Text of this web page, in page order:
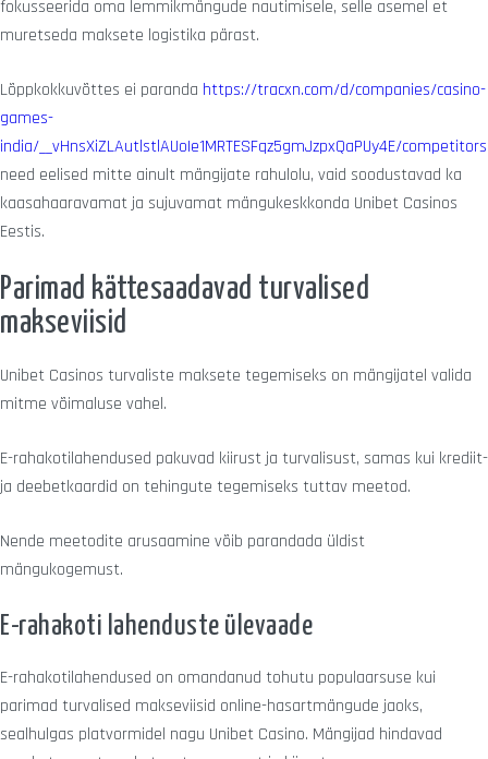
fokusseerida oma lemmikmängude nautimisele, selle asemel et
muretseda maksete logistika pärast.
Lõppkokkuvõttes ei paranda https://tracxn.com/d/companies/casino-
games-
india/__vHnsXiZLAutlstlAUoIe1MRTESFqz5gmJzpxQaPUy4E/competitors
need eelised mitte ainult mängijate rahulolu, vaid soodustavad ka
kaasahaaravamat ja sujuvamat mängukeskkonda Unibet Casinos
Eestis.
Parimad kättesaadavad turvalised
makseviisid
Unibet Casinos turvaliste maksete tegemiseks on mängijatel valida
mitme võimaluse vahel.
E-rahakotilahendused pakuvad kiirust ja turvalisust, samas kui krediit-
ja deebetkaardid on tehingute tegemiseks tuttav meetod.
Nende meetodite arusaamine võib parandada üldist
mängukogemust.
E-rahakoti lahenduste ülevaade
E-rahakotilahendused on omandanud tohutu populaarsuse kui
parimad turvalised makseviisid online-hasartmängude jaoks,
sealhulgas platvormidel nagu Unibet Casino. Mängijad hindavad